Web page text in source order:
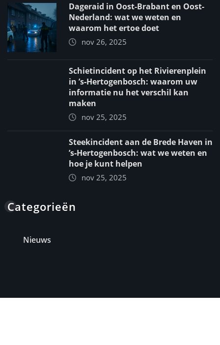
Dageraid in Oost-Brabant en Oost-
Nederland: wat we weten en
waarom het ertoe doet
nov 26, 2025
Schietincident op het Rivierenplein
in ’s‑Hertogenbosch: waarom uw
informatie nu het verschil kan
maken
nov 25, 2025
Steekincident aan de Brede Haven in
’s‑Hertogenbosch: wat we weten en
hoe je kunt helpen
nov 25, 2025
Categorieën
Nieuws